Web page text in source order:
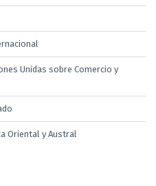
Unidas sobre Comercio y
Oriental y Austral